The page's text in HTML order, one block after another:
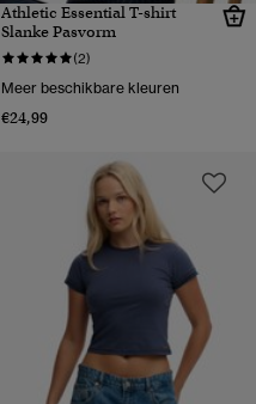
Athletic Essential T-shirt
Slanke Pasvorm
(2)
Meer beschikbare kleuren
€24,99